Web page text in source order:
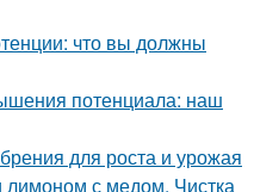
что вы должны
потенциала: наш
для роста и урожая
лимоном с медом. Чистка